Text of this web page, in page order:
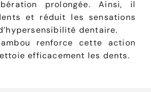
prolongée. Ainsi, il
et réduit les sensations
dentaire.
renforce cette action
efficacement les dents.